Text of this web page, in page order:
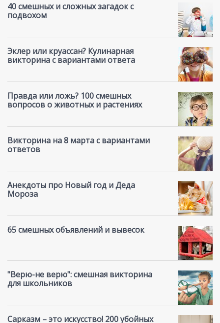
40 смешных и сложных загадок с
подвохом
Эклер или круассан? Кулинарная
викторина с вариантами ответа
Правда или ложь? 100 смешных
вопросов о животных и растениях
Викторина на 8 марта с вариантами
ответов
Анекдоты про Новый год и Деда
Мороза
65 смешных объявлений и вывесок
"Верю-не верю": смешная викторина
для школьников
Сарказм – это искусство! 200 убойных